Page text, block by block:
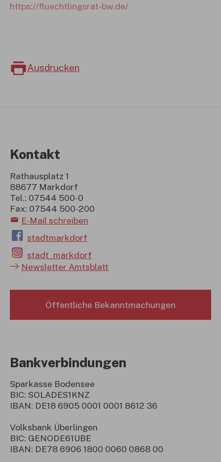
https://fluechtlingsrat-bw.de/
Ausdrucken
Kontakt
Rathausplatz 1
88677 Markdorf
Tel.: 07544 500-0
Fax: 07544 500-200
E-Mail schreiben
stadtmarkdorf
stadt_markdorf
Newsletter Amtsblatt
Öffentliche Bekanntmachungen
Bankverbindungen
Sparkasse Bodensee
BIC: SOLADES1KNZ
IBAN: DE18 6905 0001 0001 8612 36
Volksbank Überlingen
BIC: GENODE61UBE
IBAN: DE78 6906 1800 0060 0868 00